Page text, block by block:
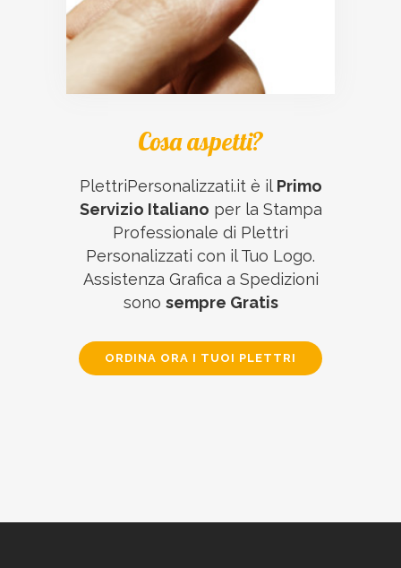
Cosa aspetti?
PlettriPersonalizzati.it è il Primo
Servizio Italiano per la Stampa
Professionale di Plettri
Personalizzati con il Tuo Logo.
Assistenza Grafica a Spedizioni
sono sempre Gratis
ORDINA ORA I TUOI PLETTRI